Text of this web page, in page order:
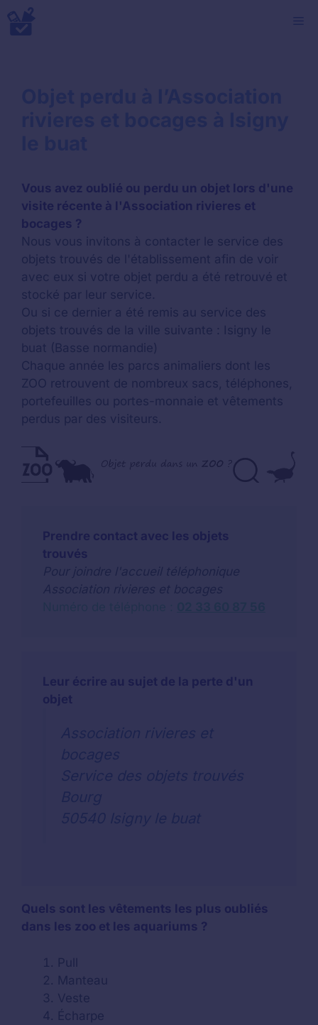
Aller
au
Vous avez oublié ou perdu un objet lors d'une
visite récente à l'Association rivieres et
bocages ?
Nous vous invitons à contacter le service des
objets trouvés de l'établissement afin de voir
avec eux si votre objet perdu a été retrouvé et
stocké par leur service.
Ou si ce dernier a été remis au service des
objets trouvés de la ville suivante : Isigny le
buat (Basse normandie)
Chaque année les parcs animaliers dont les
ZOO retrouvent de nombreux sacs, téléphones,
portefeuilles ou portes-monnaie et vêtements
perdus par des visiteurs.
Prendre contact avec les objets
trouvés
Quels sont les vêtements les plus oubliés
dans les zoo et les aquariums ?
Pull
Manteau
Veste
Écharpe